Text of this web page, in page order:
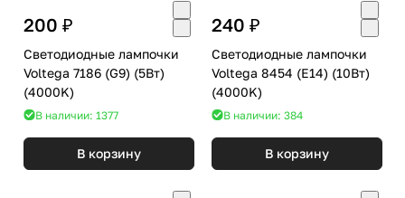
200 ₽
Светодиодные лампочки
Voltega 7186 (G9) (5Вт)
(4000K)
В наличии: 1377
В корзину
240 ₽
Светодиодные лампочки
Voltega 8454 (E14) (10Вт)
(4000K)
В наличии: 384
В корзину